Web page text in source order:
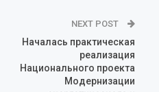
NEXT POST
Началась практическая
реализация
Национального проекта
Модернизации